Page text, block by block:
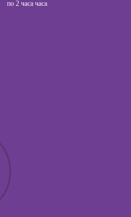
по 2 часа часа